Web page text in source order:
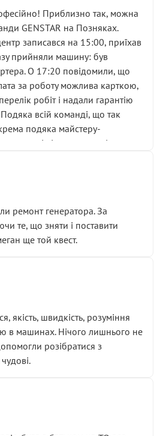
мій візит. Раніше міняв у
наче справив хороше
знайшов декілька гайок під
що це “старі гайки, які
не хвилюватися. ( надіюсь
в полі))
візиту такі дрібниці вже не
на довірі, і саме її цей сервіс
і рахунках
а не формального
враження, що сервіс працює не
- все добре
Приблизно так, можна
GENSTAR на Позняках.
записався на 15:00, приїхав
прийняли машину: був
О 17:20 повідомили, що
за роботу можлива карткою,
робіт і надали гарантію
всій команді, що так
подяка майстеру-
всі чітко та по суті.
ремонт генератора. За
те, що зняти і поставити
ще той квест.
якість, швидкість, розуміння
в машинах. Нічого лишнього не
розібратися з